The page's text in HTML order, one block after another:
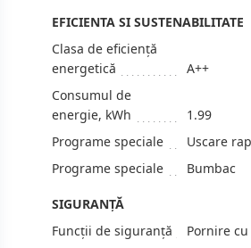
EFICIENTA SI SUSTENABILITATE
Clasa de eficiență
energetică
A++
Consumul de
energie, kWh
1.99
Programe speciale
Uscare
Programe speciale
Bumbac
SIGURANȚĂ
Funcții de siguranță
Pornire